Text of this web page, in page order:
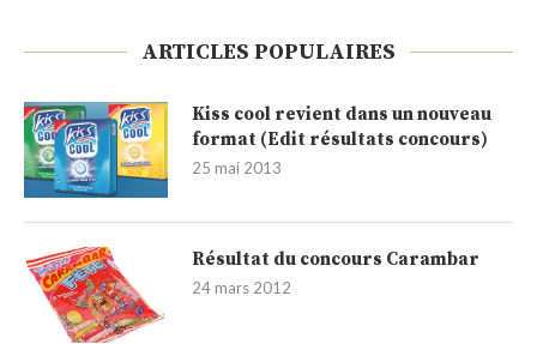
ARTICLES POPULAIRES
Kiss cool revient dans un nouveau
format (Edit résultats concours)
25 mai 2013
Résultat du concours Carambar
24 mars 2012